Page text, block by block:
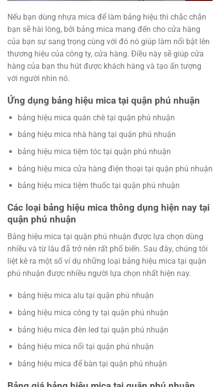
Nếu bạn dùng nhựa mica để làm bảng hiệu thì chắc chắn
bạn sẽ hài lòng, bởi bảng mica mang đến cho cửa hàng
của bạn sự sang trọng cùng với đó nó giúp làm nổi bật lên
thương hiệu của công ty, cửa hàng. Điều này sẽ giúp cửa
hàng của bạn thu hút được khách hàng và tạo ấn tượng
với người nhìn nó.
Ứng dụng bảng hiệu mica tại quận phú nhuận
bảng hiệu mica quán chè tại quận phú nhuận
bảng hiệu mica nhà hàng tại quận phú nhuận
bảng hiệu mica tiệm tóc tại quận phú nhuận
bảng hiệu mica cửa hàng điện thoại tại quận phú nhuận
bảng hiệu mica tiệm thuốc tại quận phú nhuận
Các loại bảng hiệu mica thông dụng hiện nay tại
quận phú nhuận
Bảng hiệu mica tại quận phú nhuận được lựa chọn dùng
nhiều và từ lâu đã trở nên rất phổ biến. Sau đây, chúng tôi
liệt kê ra một số ví dụ những loại bảng hiệu mica tại quận
phú nhuận được nhiều người lựa chọn nhất hiện nay.
bảng hiệu mica alu tại quận phú nhuận
bảng hiệu mica công ty tại quận phú nhuận
bảng hiệu mica đèn led tại quận phú nhuận
bảng hiệu mica nổi tại quận phú nhuận
bảng hiệu mica để bàn tại quận phú nhuận